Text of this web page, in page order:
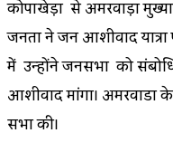
कोपाखेड़ा से अमरवाड़ा
जनता ने जन आशीर्वाद यात्रा
में उन्होंने जनसभा को
आशीर्वाद मांगा। अमरवाडा
सभा की।